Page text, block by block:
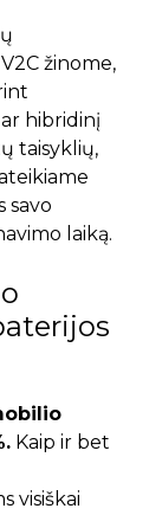
žinome,
hibridinį
taisyklių,
savo
laiką.
Kaip ir bet
visiškai